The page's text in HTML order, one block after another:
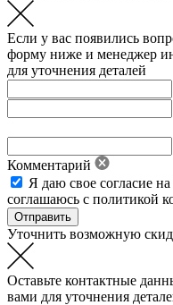
Если у вас появились
форму ниже и менеджер
для уточнения деталей
Комментарий
Я даю свое согласие
соглашаюсь с политикой
Уточнить возможную
Оставьте контактные
вами для уточнения